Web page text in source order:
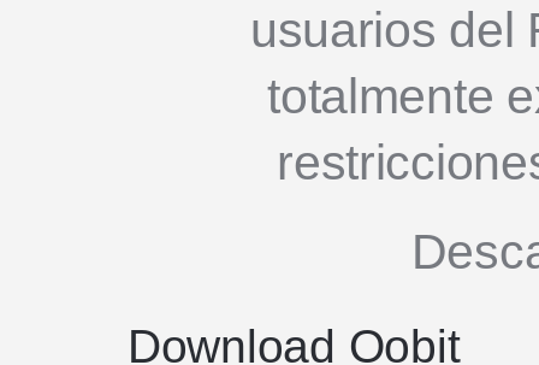
usuarios del
totalmente
Download Oobit